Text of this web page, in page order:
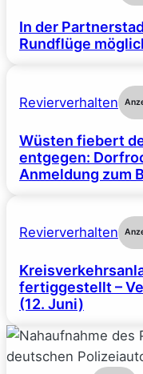
In der
Rundflüge
Revierverhalten
Wüsten fiebert
entgegen:
Anmeldung zum
Revierverhalten
fertiggestellt –
(12. Juni)